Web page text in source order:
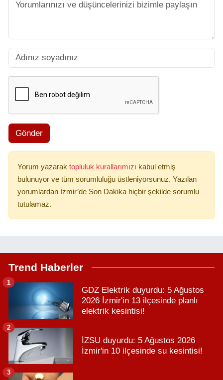
Gönder
Yorum yazarak topluluk kurallarımızı kabul etmiş
bulunuyor ve tüm sorumluluğu üstleniyorsunuz. Yazılan
yorumlardan İzmir’de Son Dakika hiçbir şekilde sorumlu
tutulamaz.
Trend Haberler
GDZ Elektrik duyurdu: 5 Ağustos
2026 İzmir'in 13 ilçesinde planlı
elektrik kesintisi!
1
İZSU duyurdu: 5 Ağustos 2026
İzmir'in 10 ilçesinde su kesintisi!
2
3